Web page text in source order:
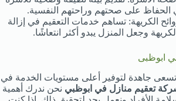
الحفاظ على صحتهم وراحتهم النفسية.
الكريهة: تساهم خدمات التعقيم في إزالة
الكريهة وجعل المنزل يبدو أكثر انتعاشًا.
ابوظبى
تسعى جاهدة لتوفير أعلى مستويات الخدمة في
تعقيم منازل في ابوظبي نحن ندرك أهمية